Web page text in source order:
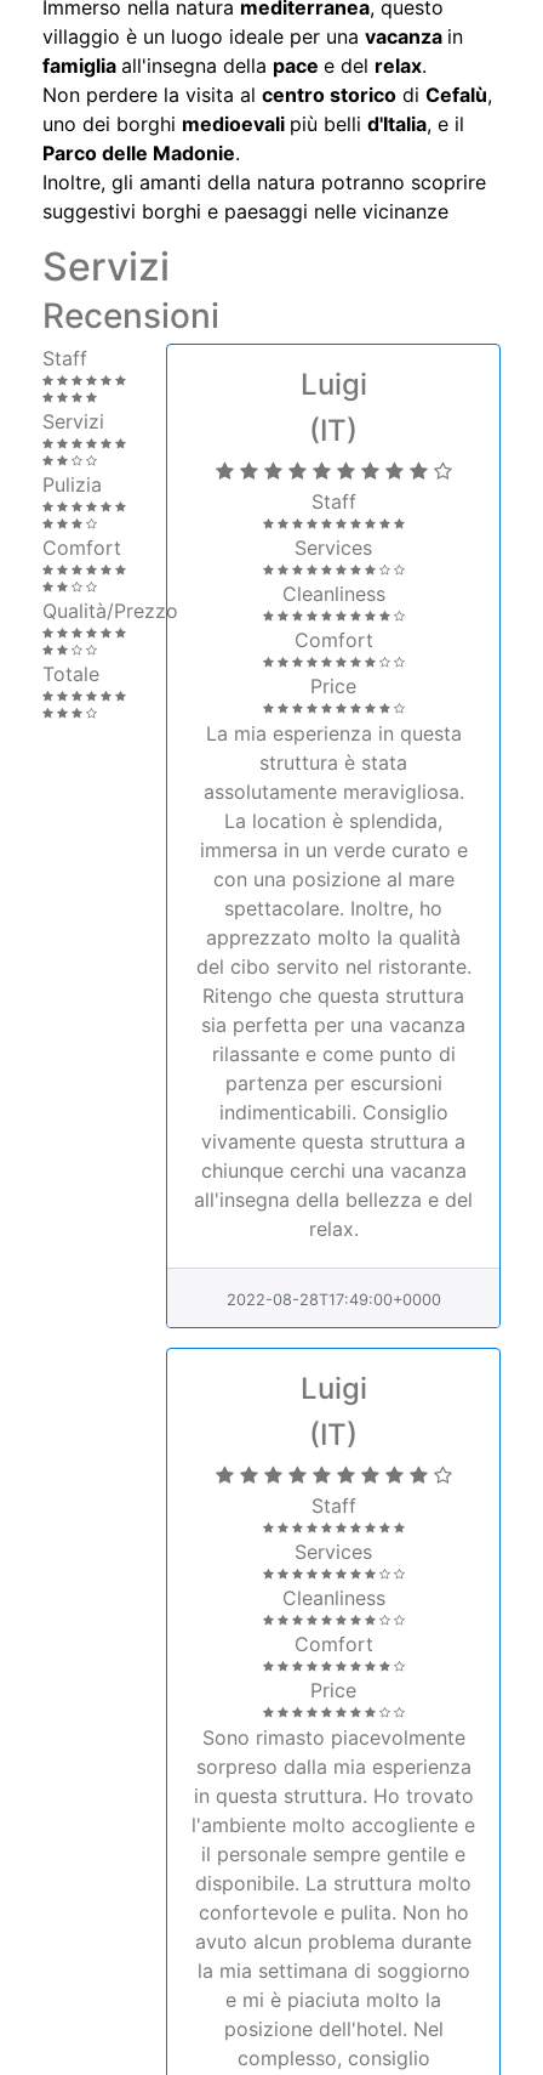
Immerso nella natura mediterranea, questo
villaggio è un luogo ideale per una vacanza in
famiglia all'insegna della pace e del relax.
Non perdere la visita al centro storico di Cefalù,
uno dei borghi medioevali più belli d'Italia, e il
Parco delle Madonie.
Inoltre, gli amanti della natura potranno scoprire
suggestivi borghi e paesaggi nelle vicinanze
Servizi
Recensioni
Staff
Servizi
Pulizia
Comfort
Qualità/Prezzo
Totale
Luigi
(IT)
Staff
Services
Cleanliness
Comfort
Price
La mia esperienza in questa
struttura è stata
assolutamente meravigliosa.
La location è splendida,
immersa in un verde curato e
con una posizione al mare
spettacolare. Inoltre, ho
apprezzato molto la qualità
del cibo servito nel ristorante.
Ritengo che questa struttura
sia perfetta per una vacanza
rilassante e come punto di
partenza per escursioni
indimenticabili. Consiglio
vivamente questa struttura a
chiunque cerchi una vacanza
all'insegna della bellezza e del
relax.
2022-08-28T17:49:00+0000
Luigi
(IT)
Staff
Services
Cleanliness
Comfort
Price
Sono rimasto piacevolmente
sorpreso dalla mia esperienza
in questa struttura. Ho trovato
l'ambiente molto accogliente e
il personale sempre gentile e
disponibile. La struttura molto
confortevole e pulita. Non ho
avuto alcun problema durante
la mia settimana di soggiorno
e mi è piaciuta molto la
posizione dell'hotel. Nel
complesso, consiglio